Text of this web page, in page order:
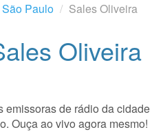
São Paulo Sales Oliveira
Oliveira
emissoras de rádio da cidade
Ouça ao vivo agora mesmo!